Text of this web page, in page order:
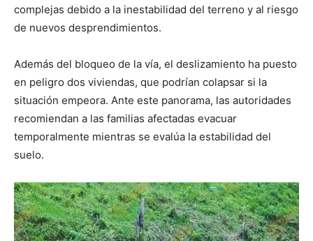
complejas debido a la inestabilidad del terreno y al riesgo
de nuevos desprendimientos.
Además del bloqueo de la vía, el deslizamiento ha puesto
en peligro dos viviendas, que podrían colapsar si la
situación empeora. Ante este panorama, las autoridades
recomiendan a las familias afectadas evacuar
temporalmente mientras se evalúa la estabilidad del
suelo.